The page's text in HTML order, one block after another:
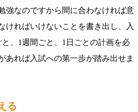
強なのですから間に合わなければ意
ければいけないことを書き出し、入
、1週間ごと、1日ごとの計画を必
あれば入試への第一歩が踏み出せま
る